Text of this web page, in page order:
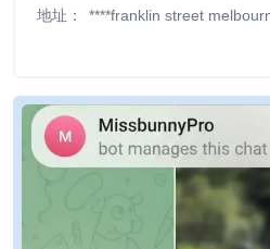
地址 ： ****franklin street